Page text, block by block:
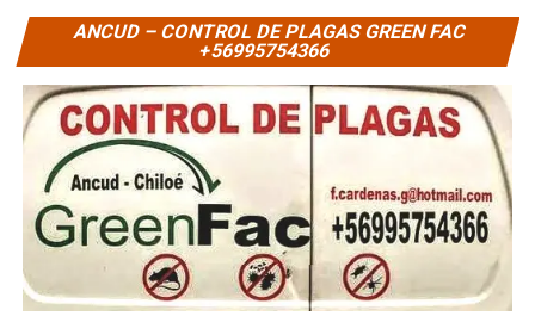
ANCUD – CONTROL DE PLAGAS GREEN FAC
+56995754366